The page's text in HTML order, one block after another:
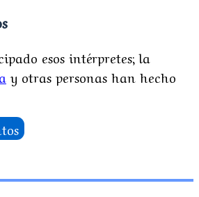
esos intérpretes; la
y otras personas han hecho